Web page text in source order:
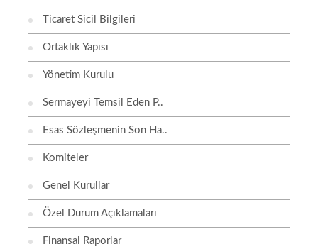
Ticaret Sicil Bilgileri
Ortaklık Yapısı
Yönetim Kurulu
Sermayeyi Temsil Eden P..
Esas Sözleşmenin Son Ha..
Komiteler
Genel Kurullar
Özel Durum Açıklamaları
Finansal Raporlar